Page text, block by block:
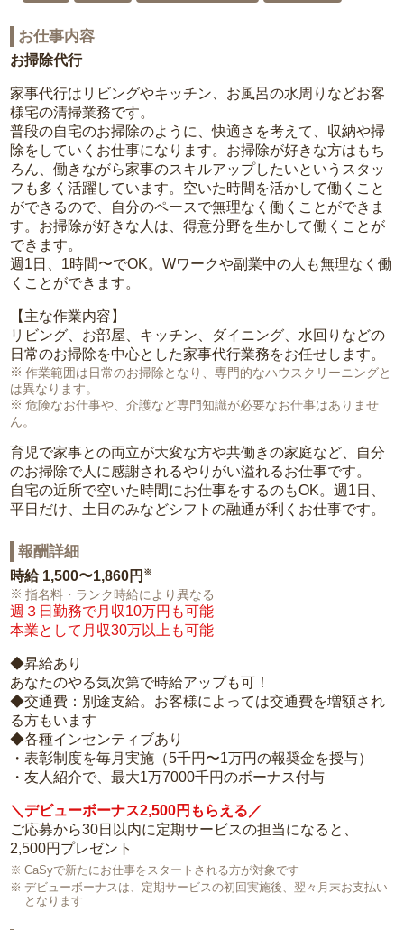
お仕事内容
お掃除代行
家事代行はリビングやキッチン、お風呂の水周りなどお客
様宅の清掃業務です。
普段の自宅のお掃除のように、快適さを考えて、収納や掃
除をしていくお仕事になります。お掃除が好きな方はもち
ろん、働きながら家事のスキルアップしたいというスタッ
フも多く活躍しています。空いた時間を活かして働くこと
ができるので、自分のペースで無理なく働くことができま
す。お掃除が好きな人は、得意分野を生かして働くことが
できます。
週1日、1時間〜でOK。Wワークや副業中の人も無理なく働
くことができます。
【主な作業内容】
リビング、お部屋、キッチン、ダイニング、水回りなどの
日常のお掃除を中心とした家事代行業務をお任せします。
作業範囲は日常のお掃除となり、専門的なハウスクリーニングと
は異なります。
危険なお仕事や、介護など専門知識が必要なお仕事はありませ
ん。
育児で家事との両立が大変な方や共働きの家庭など、自分
のお掃除で人に感謝されるやりがい溢れるお仕事です。
自宅の近所で空いた時間にお仕事をするのもOK。週1日、
平日だけ、土日のみなどシフトの融通が利くお仕事です。
報酬詳細
時給 1,500〜1,860円 ※
指名料・ランク時給により異なる
週３日勤務で月収10万円も可能
本業として月収30万以上も可能
◆昇給あり
あなたのやる気次第で時給アップも可！
◆交通費：別途支給。お客様によっては交通費を増額され
る方もいます
◆各種インセンティブあり
・表彰制度を毎月実施（5千円〜1万円の報奨金を授与）
・友人紹介で、最大1万7000千円のボーナス付与
＼デビューボーナス2,500円もらえる／
ご応募から30日以内に定期サービスの担当になると、
2,500円プレゼント
CaSyで新たにお仕事をスタートされる方が対象です
デビューボーナスは、定期サービスの初回実施後、翌々月末お支払い
となります